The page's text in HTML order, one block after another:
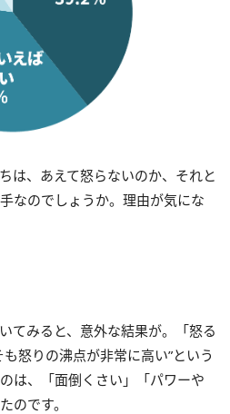
は、あえて怒らないのか、それと
なのでしょうか。理由が気にな
てみると、意外な結果が。「怒る
怒りの沸点が非常に高い”という
は、「面倒くさい」「パワーや
のです。